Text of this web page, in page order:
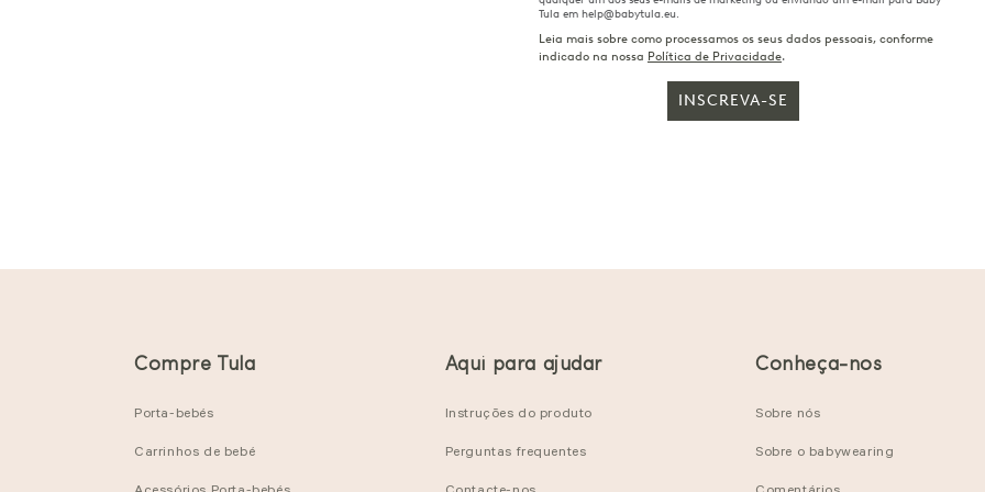
Tula em help@babytula.eu.
Leia mais sobre como processamos os seus dados pessoais, conforme
indicado na nossa Política de Privacidade.
INSCREVA-SE
Compre Tula
Porta-bebés
Carrinhos de bebé
Aqui para ajudar
Instruções do produto
Perguntas frequentes
Conheça-nos
Sobre nós
Sobre o babywearing